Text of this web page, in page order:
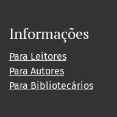
Informações
Para Leitores
Para Autores
Para Bibliotecários